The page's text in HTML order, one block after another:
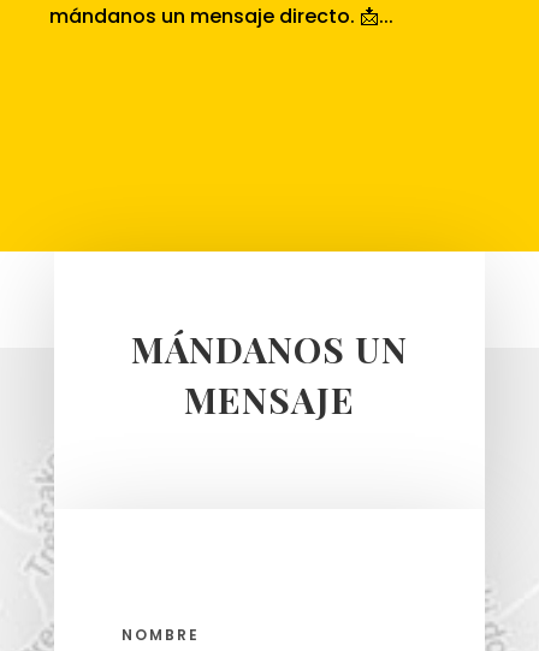
mándanos un mensaje directo. 📩...
MÁNDANOS UN
MENSAJE